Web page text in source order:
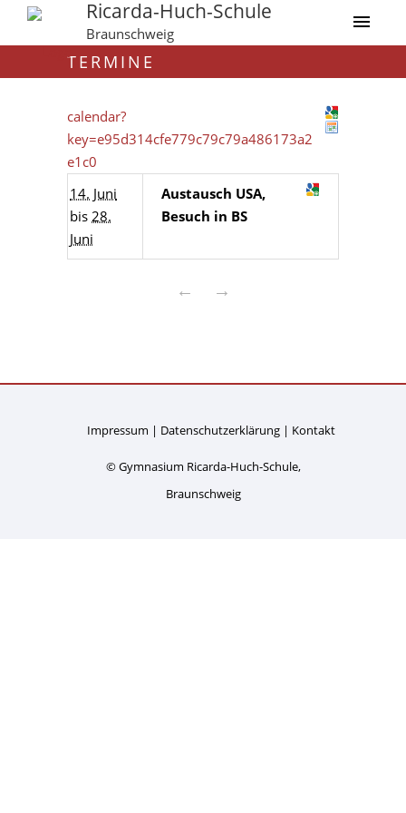
Ricarda-Huch-Schule
Braunschweig
TERMINE
calendar?
key=e95d314cfe779c79c79a486173a2
e1c0
14. Juni
bis 28.
Juni
Austausch USA,
Besuch in BS
← →
Impressum Datenschutzerklärung Kontakt
© Gymnasium Ricarda-Huch-Schule,
Braunschweig